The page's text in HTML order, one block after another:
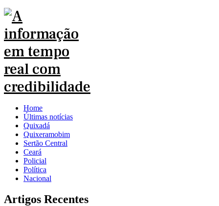
Home
Últimas notícias
Quixadá
Quixeramobim
Sertão Central
Ceará
Policial
Política
Nacional
Artigos Recentes